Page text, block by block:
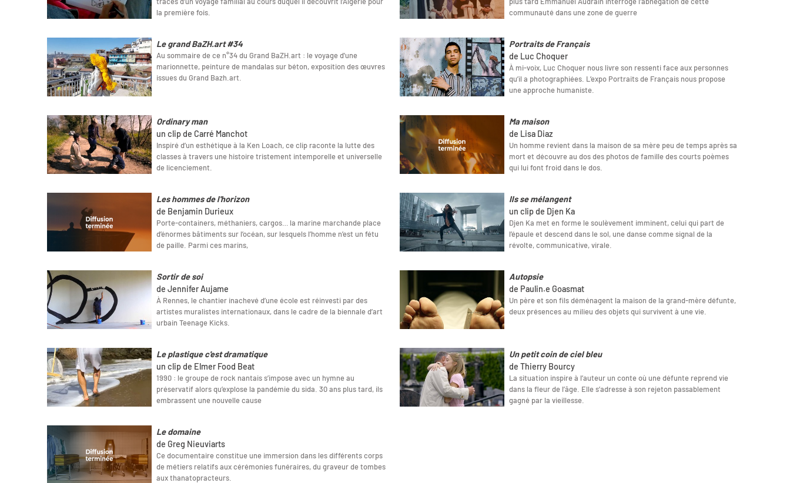
la première fois.
communauté dans une zone de guerre
Le grand BaZH.art #34
Au sommaire de ce n°34 du Grand BaZH.art : le voyage d'une
marionnette, peinture de mandalas sur béton, exposition des œuvres
issues du Grand Bazh.art.
Portraits de Français
de Luc Choquer
À mi-voix, Luc Choquer nous livre son ressenti face aux personnes
qu’il a photographiées. L’expo Portraits de Français nous propose
une approche humaniste.
Ordinary man
un clip de Carré Manchot
Inspiré d’un esthétique à la Ken Loach, ce clip raconte la lutte des
classes à travers une histoire tristement intemporelle et universelle
de licenciement.
Ma maison
de Lisa Diaz
Un homme revient dans la maison de sa mère peu de temps après sa
mort et découvre au dos des photos de famille des courts poèmes
qui lui font froid dans le dos.
Les hommes de l'horizon
de Benjamin Durieux
Porte-containers, méthaniers, cargos… la marine marchande place
d’énormes bâtiments sur l’océan, sur lesquels l’homme n’est un fétu
de paille. Parmi ces marins,
Ils se mélangent
un clip de Djen Ka
Djen Ka met en forme le soulèvement imminent, celui qui part de
l’épaule et descend dans le sol, une danse comme signal de la
révolte, communicative, virale.
Sortir de soi
de Jennifer Aujame
À Rennes, le chantier inachevé d’une école est réinvesti par des
artistes muralistes internationaux, dans le cadre de la biennale d’art
urbain Teenage Kicks.
Autopsie
de Paulin.e Goasmat
Un père et son fils déménagent la maison de la grand-mère défunte,
deux présences au milieu des objets qui survivent à une vie.
Le plastique c'est dramatique
un clip de Elmer Food Beat
1990 : le groupe de rock nantais s’impose avec un hymne au
préservatif alors qu’explose la pandémie du sida. 30 ans plus tard, ils
embrassent une nouvelle cause
Un petit coin de ciel bleu
de Thierry Bourcy
La situation inspire à l’auteur un conte où une défunte reprend vie
dans la fleur de l’âge. Elle s’adresse à son rejeton passablement
gagné par la vieillesse.
Le domaine
de Greg Nieuviarts
Ce documentaire constitue une immersion dans les différents corps
de métiers relatifs aux cérémonies funéraires, du graveur de tombes
aux thanatopracteurs.